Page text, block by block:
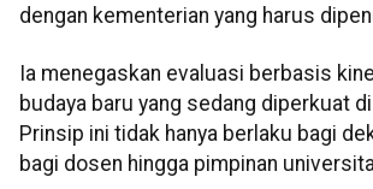
dengan kementerian yang harus
Ia menegaskan evaluasi berbasis
budaya baru yang sedang diperkuat
Prinsip ini tidak hanya berlaku bagi
bagi dosen hingga pimpinan